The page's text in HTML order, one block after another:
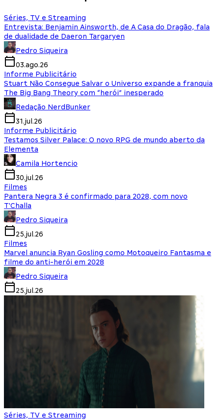
Séries, TV e Streaming
Entrevista: Benjamin Ainsworth, de A Casa do Dragão, fala
de dualidade de Daeron Targaryen
Pedro Siqueira
03.ago.26
Informe Publicitário
Stuart Não Consegue Salvar o Universo expande a franquia
The Big Bang Theory com “herói” inesperado
Redação NerdBunker
31.jul.26
Informe Publicitário
Testamos Silver Palace: O novo RPG de mundo aberto da
Elementa
Camila Hortencio
30.jul.26
Filmes
Pantera Negra 3 é confirmado para 2028, com novo
T'Challa
Pedro Siqueira
25.jul.26
Filmes
Marvel anuncia Ryan Gosling como Motoqueiro Fantasma e
filme do anti-herói em 2028
Pedro Siqueira
25.jul.26
Séries, TV e Streaming